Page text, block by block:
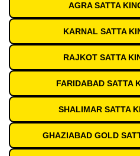
AGRA SATTA
KARNAL SATTA
RAJKOT SATTA
FARIDABAD SATTA
SHALIMAR SATTA
GHAZIABAD GOLD